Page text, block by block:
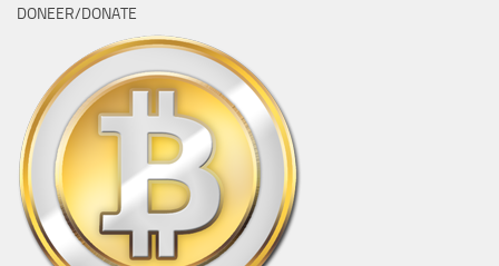
DONEER/DONATE